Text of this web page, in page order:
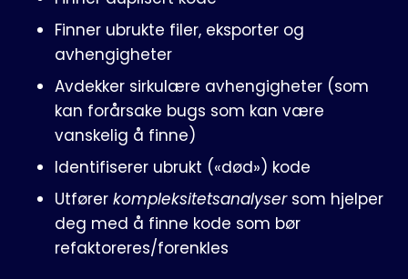
Finner ubrukte filer, eksporter og
avhengigheter
Avdekker sirkulære avhengigheter (som
kan forårsake bugs som kan være
vanskelig å finne)
Identifiserer ubrukt («død») kode
Utfører kompleksitetsanalysersom hjelper
deg med å finne kode som bør
refaktoreres/forenkles